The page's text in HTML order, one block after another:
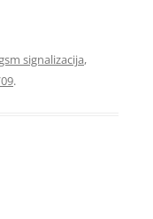
signalizacija,
.